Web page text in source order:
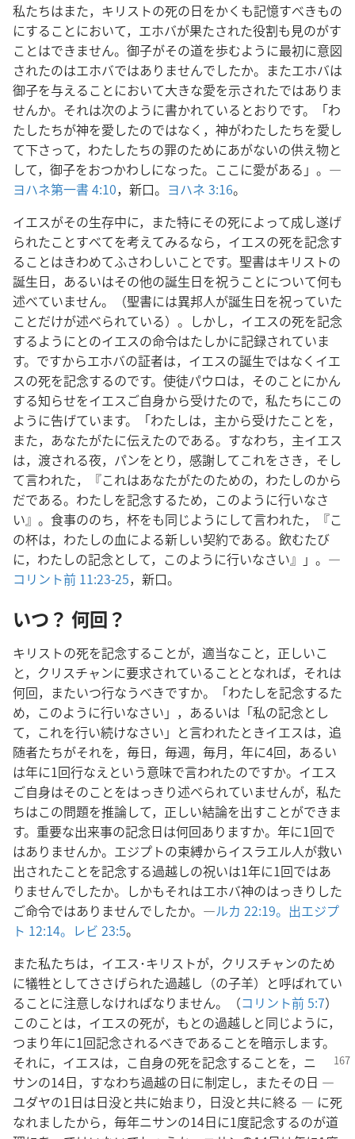
私たちはまた，キリストの死の日をかくも記憶すべきもの
にすることにおいて，エホバが果たされた役割も見のがす
ことはできません。御子がその道を歩むように最初に意図
されたのはエホバではありませんでしたか。またエホバは
御子を与えることにおいて大きな愛を示されたではありま
せんか。それは次のように書かれているとおりです。「わ
たしたちが神を愛したのではなく，神がわたしたちを愛し
て下さって，わたしたちの罪のためにあがないの供え物と
して，御子をおつかわしになった。ここに愛がある」。―
ヨハネ第一書 4:10，新口。 ヨハネ 3:16。
イエスがその生存中に，また特にその死によって成し遂げ
られたことすべてを考えてみるなら，イエスの死を記念す
ることはきわめてふさわしいことです。聖書はキリストの
誕生日，あるいはその他の誕生日を祝うことについて何も
述べていません。（聖書には異邦人が誕生日を祝っていた
ことだけが述べられている）。しかし，イエスの死を記念
するようにとのイエスの命令はたしかに記録されていま
す。ですからエホバの証者は，イエスの誕生ではなくイエ
スの死を記念するのです。使徒パウロは，そのことにかん
する知らせをイエスご自身から受けたので，私たちにこの
ように告げています。「わたしは，主から受けたことを，
また，あなたがたに伝えたのである。すなわち，主イエス
は，渡される夜，パンをとり，感謝してこれをさき，そし
て言われた，『これはあなたがたのための，わたしのから
だである。わたしを記念するため，このように行いなさ
い』。食事ののち，杯をも同じようにして言われた，『こ
の杯は，わたしの血による新しい契約である。飲むたび
に，わたしの記念として，このように行いなさい』」。―
コリント前 11:23-25，新口。
いつ？ 何回？
キリストの死を記念することが，適当なこと，正しいこ
と，クリスチャンに要求されていることとなれば，それは
何回，またいつ行なうべきですか。「わたしを記念するた
め，このように行いなさい」，あるいは「私の記念とし
て，これを行い続けなさい」と言われたときイエスは，追
随者たちがそれを，毎日，毎週，毎月，年に4回，あるい
は年に1回行なえという意味で言われたのですか。イエス
ご自身はそのことをはっきり述べられていませんが，私た
ちはこの問題を推論して，正しい結論を出すことができま
す。重要な出来事の記念日は何回ありますか。年に1回で
はありませんか。エジプトの束縛からイスラエル人が救い
出されたことを記念する過越しの祝いは1年に1回ではあ
りませんでしたか。しかもそれはエホバ神のはっきりした
ご命令ではありませんでしたか。―ルカ 22:19。 出エジプ
ト 12:14。 レビ 23:5。
また私たちは，イエス･キリストが，クリスチャンのため
に犠牲としてささげられた過越し（の子羊）と呼ばれてい
ることに注意しなければなりません。（コリント前 5:7）
このことは，イエスの死が，もとの過越しと同じように，
つまり年に1回記念されるべきであることを暗示します。
それに，イエスは， こ自身の死を記念することを，ニ
サンの14日，すなわち過越の日に制定し，またその日 ―
ユダヤの1日は日没と共に始まり，日没と共に終る ― に死
なれましたから，毎年ニサンの14日に1度記念するのが道